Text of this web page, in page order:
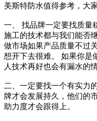
美斯特防水值得参考，大
一、 找品牌一定要找质量
施工的技术都与我们能否
做市场如果产品质量不过
想开下去很难。 如果你是
人技术再好也会有漏水的
二、一定要找一个有实力
牌才会发展持久，他们的
助力度才会跟得上。